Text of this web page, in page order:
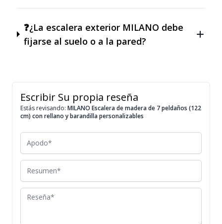
❓¿La escalera exterior MILANO debe
fijarse al suelo o a la pared?
Escribir Su propia reseña
Estás revisando: MILANO Escalera de madera de 7 peldaños (122
cm) con rellano y barandilla personalizables
Apodo
Resumen
Reseña